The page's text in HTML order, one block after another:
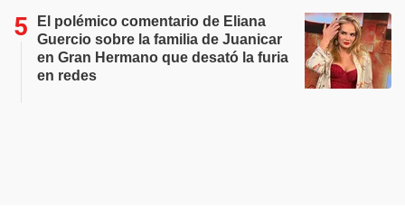
El polémico comentario de Eliana
Guercio sobre la familia de Juanicar
en Gran Hermano que desató la furia
en redes